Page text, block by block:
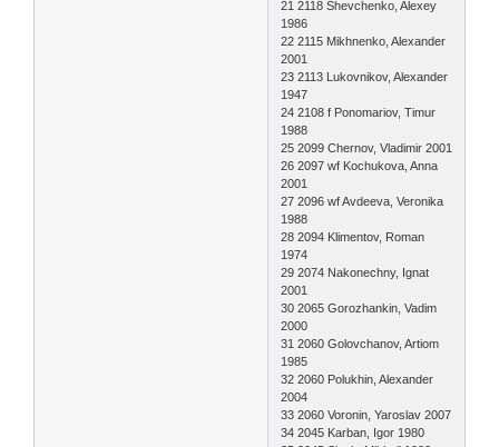
21 2118 Shevchenko, Alexey
1986
22 2115 Mikhnenko, Alexander
2001
23 2113 Lukovnikov, Alexander
1947
24 2108 f Ponomariov, Timur
1988
25 2099 Chernov, Vladimir 2001
26 2097 wf Kochukova, Anna
2001
27 2096 wf Avdeeva, Veronika
1988
28 2094 Klimentov, Roman
1974
29 2074 Nakonechny, Ignat
2001
30 2065 Gorozhankin, Vadim
2000
31 2060 Golovchanov, Artiom
1985
32 2060 Polukhin, Alexander
2004
33 2060 Voronin, Yaroslav 2007
34 2045 Karban, Igor 1980